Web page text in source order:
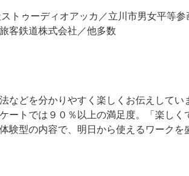
トゥーディオアッカ／立川市男女平等
客鉄道株式会社／他多数
どを分かりやすく楽しくお伝えしてい
トでは９０％以上の満足度。「楽しく
型の内容で、明日から使えるワークを